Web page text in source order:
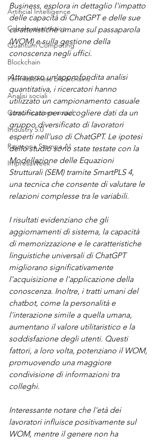
Artificial Intelligence
Calcolo quantistico
Quantum Computing
Blockchain
Permissionless Blockchains
Analisi sociali
Comunicazione social
Industry 5.0
Rassegna Stampa AI
ImpresaWeek
Business, esplora in dettaglio l'impatto
delle capacità di ChatGPT e delle sue
caratteristiche umane sul passaparola
(WOM) e sulla gestione della
conoscenza negli uffici.
Attraverso un'approfondita analisi
quantitativa, i ricercatori hanno
utilizzato un campionamento casuale
stratificato per raccogliere dati da un
gruppo diversificato di lavoratori
esperti nell'uso di ChatGPT. Le ipotesi
dello studio sono state testate con la
Modellazione delle Equazioni
Strutturali (SEM) tramite SmartPLS 4,
una tecnica che consente di valutare le
relazioni complesse tra le variabili.
I risultati evidenziano che gli
aggiornamenti di sistema, la capacità
di memorizzazione e le caratteristiche
linguistiche universali di ChatGPT
migliorano significativamente
l'acquisizione e l'applicazione della
conoscenza. Inoltre, i tratti umani del
chatbot, come la personalità e
l'interazione simile a quella umana,
aumentano il valore utilitaristico e la
soddisfazione degli utenti. Questi
fattori, a loro volta, potenziano il WOM,
promuovendo una maggiore
condivisione di informazioni tra
colleghi.
Interessante notare che l'età dei
lavoratori influisce positivamente sul
WOM, mentre il genere non ha